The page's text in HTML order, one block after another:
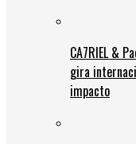
CA7RIEL &
gira
impacto